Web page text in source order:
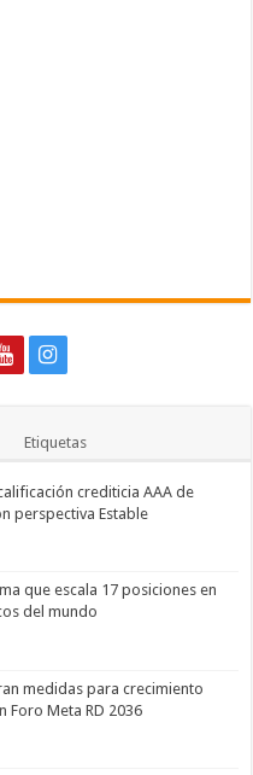
Etiquetas
crediticia AAA de
perspectiva Estable
que escala 17 posiciones en
del mundo
medidas para crecimiento
Foro Meta RD 2036